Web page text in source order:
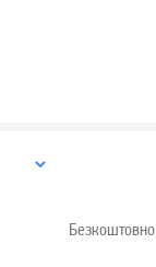
Безкоштовно